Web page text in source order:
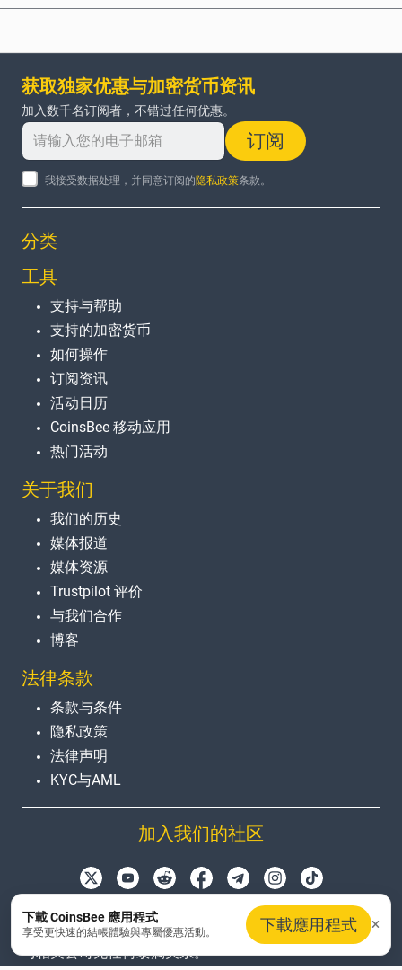
获取独家优惠与加密货币资讯
加入数千名订阅者，不错过任何优惠。
订阅
我接受数据处理，并同意订阅的隐私政策条款。
分类
工具
支持与帮助
支持的加密货币
如何操作
订阅资讯
活动日历
CoinsBee 移动应用
热门活动
关于我们
我们的历史
媒体报道
媒体资源
Trustpilot 评价
与我们合作
博客
法律条款
条款与条件
隐私政策
法律声明
KYC与AML
加入我们的社区
本网站使用的产品名称、徽标和品牌仅用于识别目的。所
有商标和注册商标均为其各自所有者的财产。Coinsbee
与相关公司无任何隶属关系。
下載 CoinsBee 應用程式
享受更快速的結帳體驗與專屬優惠活動。 下載應用程式